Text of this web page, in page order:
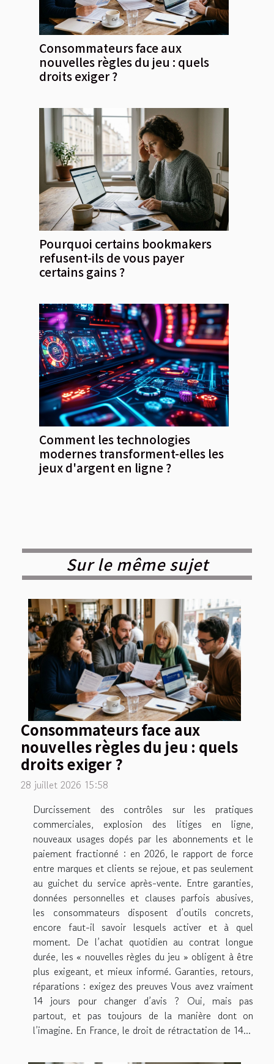
Consommateurs face aux
nouvelles règles du jeu : quels
droits exiger ?
Pourquoi certains bookmakers
refusent-ils de vous payer
certains gains ?
Comment les technologies
modernes transforment-elles les
jeux d'argent en ligne ?
Sur le même sujet
Consommateurs face aux
nouvelles règles du jeu : quels
droits exiger ?
28 juillet 2026 15:58
Durcissement des contrôles sur les pratiques
commerciales, explosion des litiges en ligne,
nouveaux usages dopés par les abonnements et le
paiement fractionné : en 2026, le rapport de force
entre marques et clients se rejoue, et pas seulement
au guichet du service après-vente. Entre garanties,
données personnelles et clauses parfois abusives,
les consommateurs disposent d’outils concrets,
encore faut-il savoir lesquels activer et à quel
moment. De l’achat quotidien au contrat longue
durée, les « nouvelles règles du jeu » obligent à être
plus exigeant, et mieux informé. Garanties, retours,
réparations : exigez des preuves Vous avez vraiment
14 jours pour changer d’avis ? Oui, mais pas
partout, et pas toujours de la manière dont on
l’imagine. En France, le droit de rétractation de 14...